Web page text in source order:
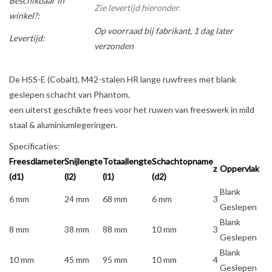
winkel?:
Zie levertijd hieronder.
Levertijd:
Op voorraad bij fabrikant, 1 dag later
verzonden
De HSS-E (Cobalt), M42-stalen HR lange ruwfrees met blank
geslepen schacht van Phantom,
een uiterst geschikte frees voor het ruwen van freeswerk in mild
staal & aluminiumlegeringen.
Specificaties:
Freesdiameter
(d1)
Snijlengte
(l2)
Totaallengte
(l1)
Schachtopname
(d2)
z Oppervlak
6 mm 24 mm 68 mm 6 mm 3
Blank
Geslepen
8 mm 38 mm 88 mm 10 mm 3
Blank
Geslepen
10 mm 45 mm 95 mm 10 mm 4
Blank
Geslepen